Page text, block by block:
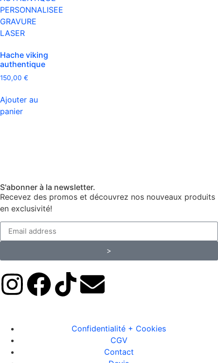
Hache viking
authentique
150,00 €
Ajouter au
panier
S'abonner à la newsletter.
Recevez des promos et découvrez nos nouveaux produits
en exclusivité!
>
Confidentialité + Cookies
CGV
Contact